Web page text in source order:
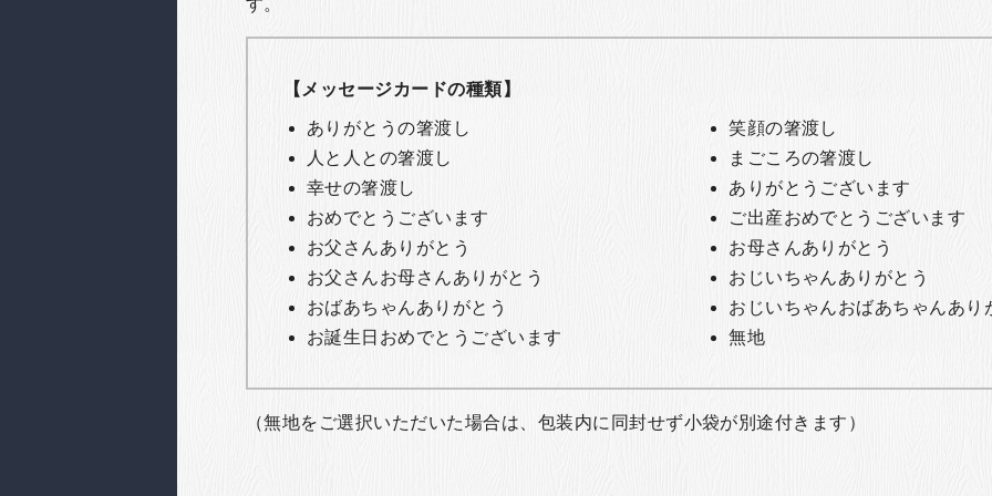
【メッセージカードの種類】
ありがとうの箸渡し
笑顔の箸渡し
人と人との箸渡し
まごころの箸渡し
幸せの箸渡し
ありがとうございます
おめでとうございます
ご出産おめでとうございます
お父さんありがとう
お母さんありがとう
お父さんお母さんありがとう
おじいちゃんありがとう
おばあちゃんありがとう
おじいちゃんおばあちゃんあり
お誕生日おめでとうございます
無地
（無地をご選択いただいた場合は、包装内に同封せず小袋が別途付きます）